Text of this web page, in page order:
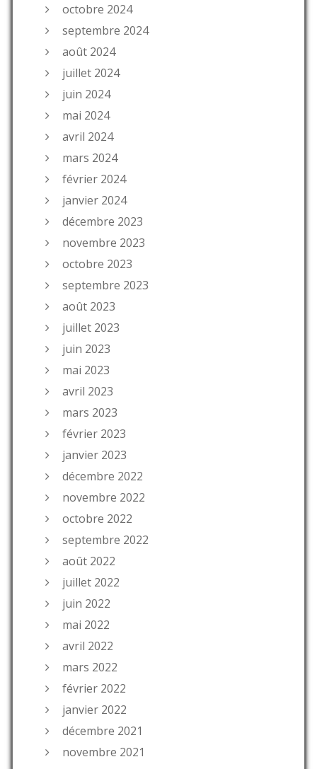
octobre 2024
septembre 2024
août 2024
juillet 2024
juin 2024
mai 2024
avril 2024
mars 2024
février 2024
janvier 2024
décembre 2023
novembre 2023
octobre 2023
septembre 2023
août 2023
juillet 2023
juin 2023
mai 2023
avril 2023
mars 2023
février 2023
janvier 2023
décembre 2022
novembre 2022
octobre 2022
septembre 2022
août 2022
juillet 2022
juin 2022
mai 2022
avril 2022
mars 2022
février 2022
janvier 2022
décembre 2021
novembre 2021